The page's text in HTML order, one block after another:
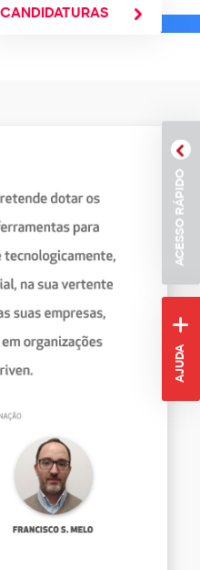
CANDIDATURAS
ACESSO RÁPIDO
AJUDA